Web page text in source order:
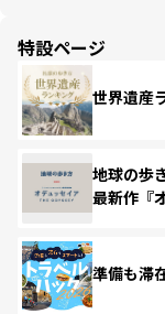
特設ページ
世界遺産
地球の歩
最新作『
準備も滞